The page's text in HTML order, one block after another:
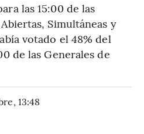
las 15:00 de las
Simultáneas y
votado el 48% del
de las Generales de
, 13:48